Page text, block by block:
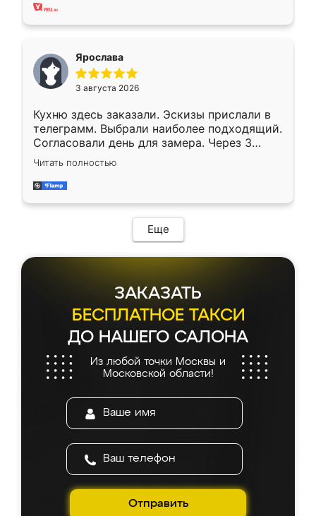
Ярослава
3 августа 2026
Кухню здесь заказали. Эскизы прислали в
телеграмм. Выбрали наиболее подходящий.
Согласовали день для замера. Через 3
недели кухня была уже готова. Остались
довольны работой. Спасибо Ренессанс
мебель за качественную работу!
Читать полностью
Еще
ЗАКАЗАТЬ
БЕСПЛАТНОЕ ТАКСИ
ДО НАШЕГО САЛОНА
Из любой точки Москвы и
Московской области!
Отправить